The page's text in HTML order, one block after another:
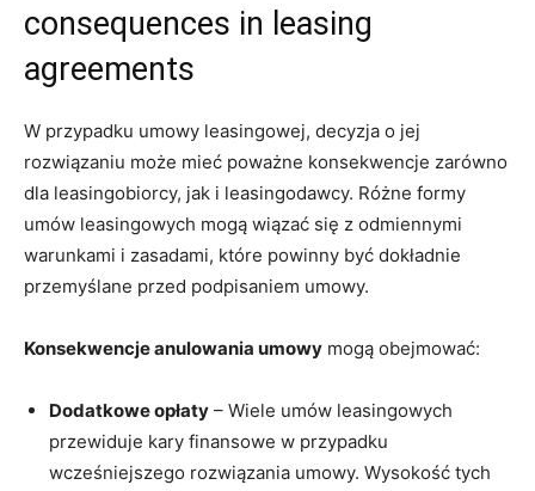
consequences in leasing
agreements
W przypadku umowy leasingowej, decyzja o jej
rozwiązaniu może mieć poważne konsekwencje zarówno
dla leasingobiorcy, jak i leasingodawcy. Różne formy
umów leasingowych mogą wiązać się z odmiennymi
warunkami i zasadami, które powinny być dokładnie
przemyślane przed podpisaniem umowy.
Konsekwencje anulowania umowy mogą obejmować:
Dodatkowe opłaty – Wiele umów leasingowych
przewiduje kary finansowe w przypadku
wcześniejszego rozwiązania umowy. Wysokość tych